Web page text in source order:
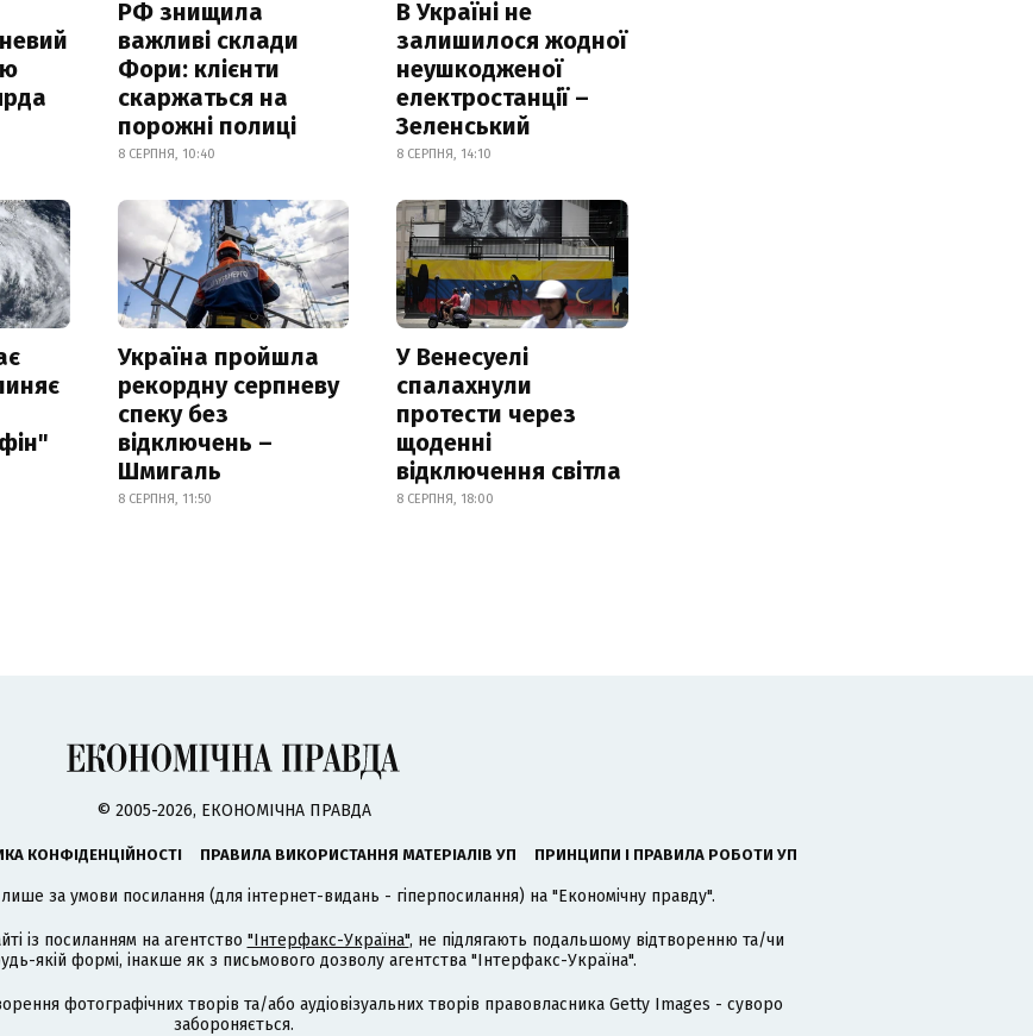
РФ знищила
важливі склади
Фори: клієнти
скаржаться на
порожні полиці
8 СЕРПНЯ, 10:40
В Україні не
залишилося жодної
неушкодженої
електростанції –
Зеленський
8 СЕРПНЯ, 14:10
Україна пройшла
рекордну серпневу
спеку без
відключень –
Шмигаль
8 СЕРПНЯ, 11:50
У Венесуелі
спалахнули
протести через
щоденні
відключення світла
8 СЕРПНЯ, 18:00
© 2005-2026, ЕКОНОМІЧНА ПРАВДА
КОНФІДЕНЦІЙНОСТІ ПРАВИЛА ВИКОРИСТАННЯ МАТЕРІАЛІВ УП ПРИНЦИПИ І ПРАВИЛА РОБОТИ УП
лише за умови посилання (для інтернет-видань - гіперпосилання) на "Економічну правду".
із посиланням на агентство "Інтерфакс-Україна", не підлягають подальшому відтворенню та/чи
якій формі, інакше як з письмового дозволу агентства "Інтерфакс-Україна".
фотографічних творів та/або аудіовізуальних творів правовласника Getty Images - суворо
забороняється.